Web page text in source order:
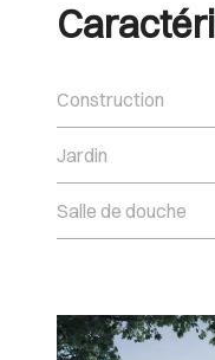
Construction
Jardin
Salle de douche
Images Gallery